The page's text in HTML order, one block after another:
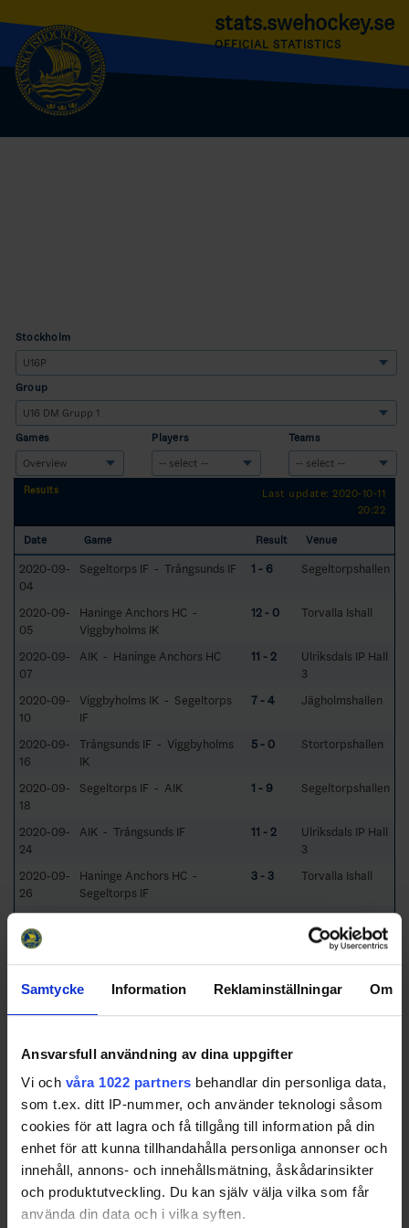
Samtycke Information Reklaminställningar Om
Ansvarsfull användning av dina uppgifter
Vi och våra 1022 partners behandlar din personliga data,
som t.ex. ditt IP-nummer, och använder teknologi såsom
cookies för att lagra och få tillgång till information på din
enhet för att kunna tillhandahålla personliga annonser och
innehåll, annons- och innehållsmätning, åskådarinsikter
och produktutveckling. Du kan själv välja vilka som får
använda din data och i vilka syften.
stats.swehockey.se
OFFICIAL STATISTICS
Stockholm
Group
Games Players Teams
Results
Last update: 2020-10-11
20:22
Date Game Result Venue
2020-09-
04
Segeltorps IF - Trångsunds IF 1 - 6 Segeltorpshallen
2020-09-
05
Haninge Anchors HC -
Viggbyholms IK
12 - 0 Torvalla Ishall
2020-09-
07
AIK - Haninge Anchors HC 11 - 2
Ulriksdals IP Hall
3
2020-09-
10
Viggbyholms IK - Segeltorps
IF
7 - 4 Jägholmshallen
2020-09-
16
Trångsunds IF - Viggbyholms
IK
5 - 0 Stortorpshallen
2020-09-
18
Segeltorps IF - AIK 1 - 9 Segeltorpshallen
2020-09-
24
AIK - Trångsunds IF 11 - 2
Ulriksdals IP Hall
3
2020-09-
26
Haninge Anchors HC -
Segeltorps IF
3 - 3 Torvalla Ishall
27
2020-09-
Viggbyholms IK - AIK 0 - 11 Jägholmshallen
RK Team GP W T L GD
TP
1
AIK 4 4 0 0 37
12
2
Trångsunds IF 4 2 1 1 1
7
3
Haninge Anchors
HC
4 1 1 3
Viggbyholms IK 4